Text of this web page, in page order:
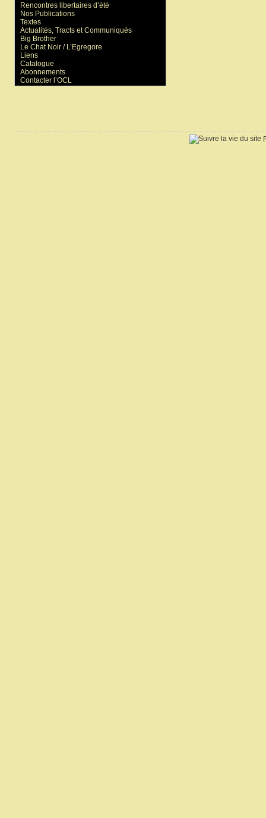
Rencontres libertaires d’été
Nos Publications
Textes
Actualités, Tracts et Communiqués
Big Brother
Le Chat Noir / L’Egregore
Liens
Catalogue
Abonnements
Contacter l’OCL